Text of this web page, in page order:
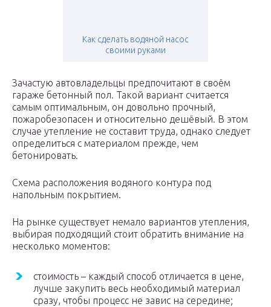
Как сделать водяной насос
своими руками
Зачастую автовладельцы предпочитают в своём
гараже бетонный пол. Такой вариант считается
самым оптимальным, он довольно прочный,
пожаробезопасен и относительно дешёвый. В этом
случае утепление не составит труда, однако следует
определиться с материалом прежде, чем
бетонировать.
Схема расположения водяного контура под
напольным покрытием.
На рынке существует немало вариантов утепления,
выбирая подходящий стоит обратить внимание на
несколько моментов:
стоимость – каждый способ отличается в цене,
лучше закупить весь необходимый материал
сразу, чтобы процесс не завис на середине;